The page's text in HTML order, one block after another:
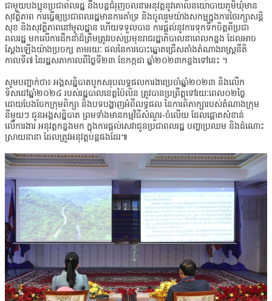
ជាមួយបងប្អូនប្រជាពលរដ្ឋ នឹងបន្តជំរុញចលនាអនុវត្តនូវគោលនយោបាយភូមិឃុំមាន
សុវត្ថិភាព ការធ្វើឲ្យប្រជាពលរដ្ឋមានការគាំទ្រ និងចូលរួមយ៉ាងសកម្មក្នុងការថែរក្សាសន្តិ
សុខ និងសុវត្ថិភាពនៅមូលដ្ឋាន ហើយទទួលបាន ការផ្តល់នូវការទុកទឹកចិត្តពីប្រជា
ពលរដ្ឋ មកលើការដឹកនាំដ៏ត្រឹមត្រូវរបស់ប្រមុខរាជរដ្ឋាភិបាលនាពេលកន្លង ដែលអាច
ស្តែងឡើងយ៉ាងប្រចក្ស តាមរយៈ ផលនៃការបោះឆ្នោតជ្រើសតាំងតំណាងរាស្ត្រនីតិ
កាលទី៧ នៃរដ្ឋសភាកាលពីថ្ងៃទី២៣ ខែកក្កដា ឆ្នាំ២០២៣កន្លងទៅនេះ ។
សូមបញ្ជាក់ថា៖ អង្គសន្និបាតបូកសរុបលទ្ធផលការងារប្រចាំឆ្នាំ២០២៣ និងលើក
ទិសដៅឆ្នាំ២០២៤ របស់រដ្ឋបាលខេត្តប៉ៃលិន ត្រូវបានប្រព្រឹត្តទៅរយៈពេល០២ថ្ងៃ
ដោយបែងចែកក្រុមពិក្សា និងបទបង្ហាញអំពីលទ្ធផល នៃការពិភាក្សារបស់តំណាងក្រុម
នីមួយៗ ជូនអង្គសន្និបាត ព្រមទាំងមានកម្មវិធីសំណួរ-ចំលើយ ដែលផ្តោតសំខាន់
លើការងារ អនុវត្តកន្លងមក ក្នុងការផ្តល់សេវាជូនប្រជាពលរដ្ឋ បញ្ហាប្រឈម និងដំណោះ
ស្រាយនានា ដែលត្រូវអនុវត្តបន្តផងដែរ៕